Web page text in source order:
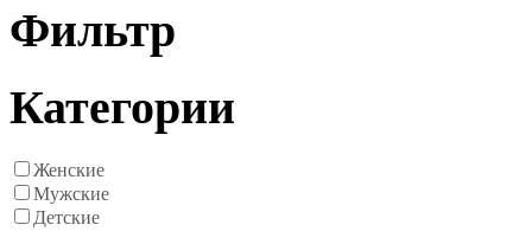
Фильтр
Категории
Женские
Мужские
Детские